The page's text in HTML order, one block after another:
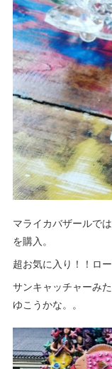
マライカバザールで
を購入。
超お気に入り！！ロ
サンキャッチャーみ
ゆこうかな。。